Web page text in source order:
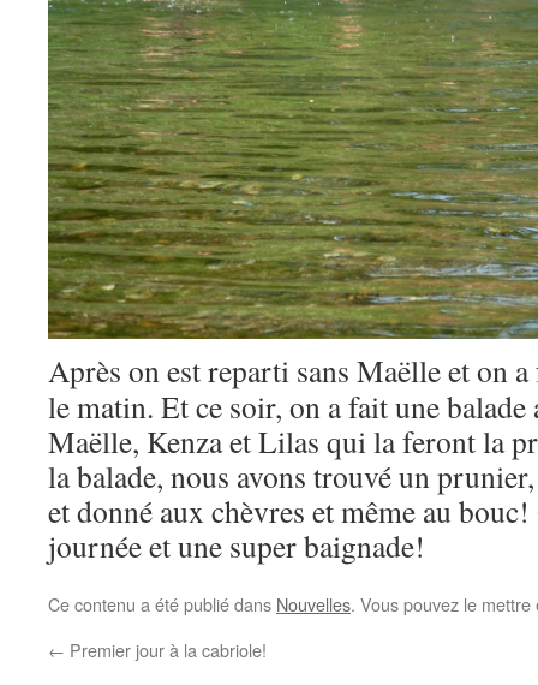
Après on est reparti sans Maëlle et on
le matin. Et ce soir, on a fait une balade
Maëlle, Kenza et Lilas qui la feront la
la balade, nous avons trouvé un
et donné aux chèvres et même au bouc!
journée et une super baignade!
Ce contenu a été publié dans Nouvelles. Vous pouvez le
← Premier jour à la cabriole!